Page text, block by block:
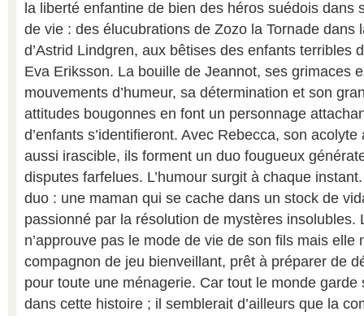
la liberté enfantine de bien des héros suédois dans
de vie : des élucubrations de Zozo la Tornade dans
d’Astrid Lindgren, aux bêtises des enfants terribles
Eva Eriksson. La bouille de Jeannot, ses grimaces
mouvements d’humeur, sa détermination et son
attitudes bougonnes en font un personnage
d’enfants s’identifieront. Avec Rebecca, son
aussi irascible, ils forment un duo fougueux
disputes farfelues. L’humour surgit à chaque
duo : une maman qui se cache dans un stock de
passionné par la résolution de mystères insolubles.
n’approuve pas le mode de vie de son fils mais elle
compagnon de jeu bienveillant, prêt à préparer de
pour toute une ménagerie. Car tout le monde garde
dans cette histoire ; il semblerait d’ailleurs que la